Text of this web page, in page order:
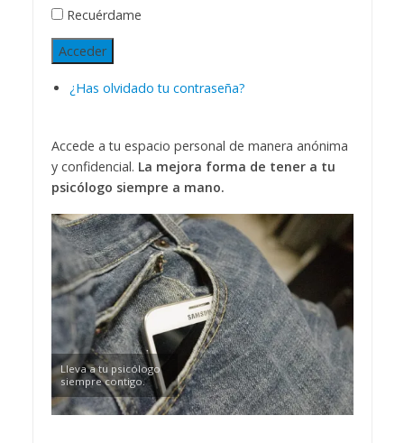
Recuérdame
Acceder
¿Has olvidado tu contraseña?
Accede a tu espacio personal de manera anónima
y confidencial. La mejora forma de tener a tu
psicólogo siempre a mano.
Lleva a tu psicólogo
siempre contigo.